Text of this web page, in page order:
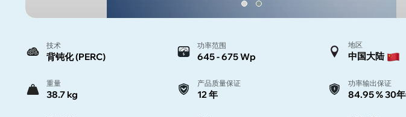
技术
背钝化 (PERC)
功率范围
645 - 675 Wp
地区
中国大陆
重量
38.7 kg
产品质量保证
12 年
功率输出保证
84.95 % 30